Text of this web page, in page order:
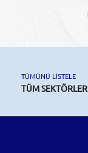
TÜMÜNÜ LİSTELE
TÜM SEKTÖRLER